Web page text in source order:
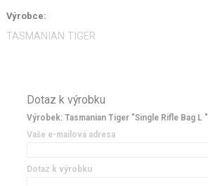
Výrobce:
TASMANIAN TIGER
Dotaz k výrobku
Výrobek: Tasmanian Tiger "Single Rifle Bag L "
Vaše e-mailová adresa
Dotaz k výrobku